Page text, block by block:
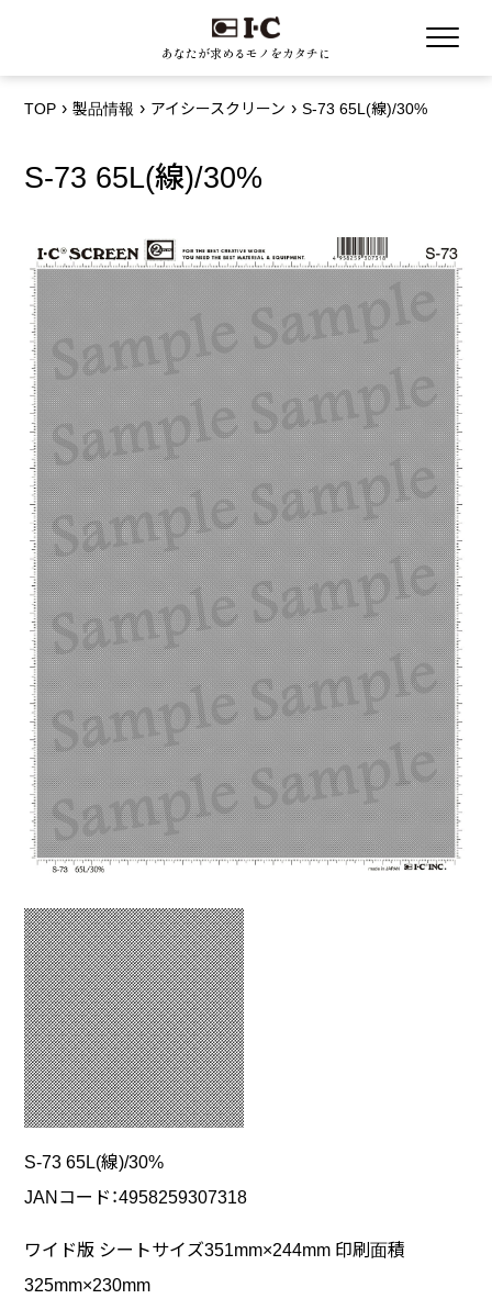
あなたが求めるモノをカタチに
TOP 製品情報 アイシースクリーン S-73 65L(線)/30%
S-73 65L(線)/30%
S-73 65L(線)/30%
JANコード：4958259307318
ワイド版 シートサイズ351mm×244mm 印刷面積
325mm×230mm